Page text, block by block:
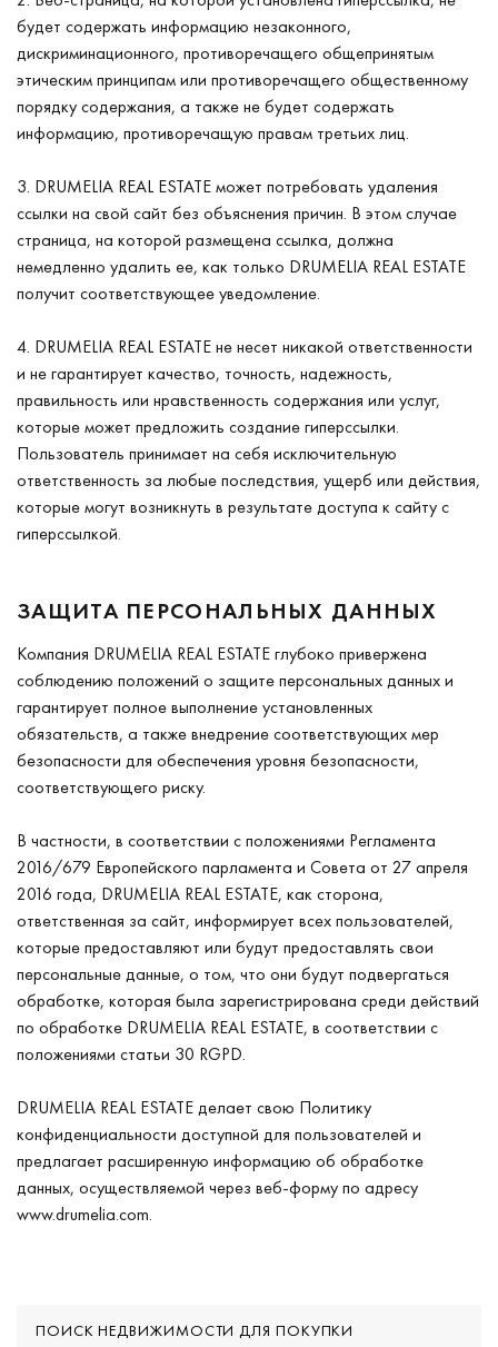
будет содержать информацию незаконного,
дискриминационного, противоречащего общепринятым
этическим принципам или противоречащего общественному
порядку содержания, а также не будет содержать
информацию, противоречащую правам третьих лиц.
3. DRUMELIA REAL ESTATE может потребовать удаления
ссылки на свой сайт без объяснения причин. В этом случае
страница, на которой размещена ссылка, должна
немедленно удалить ее, как только DRUMELIA REAL ESTATE
получит соответствующее уведомление.
4. DRUMELIA REAL ESTATE не несет никакой ответственности
и не гарантирует качество, точность, надежность,
правильность или нравственность содержания или услуг,
которые может предложить создание гиперссылки.
Пользователь принимает на себя исключительную
ответственность за любые последствия, ущерб или действия,
которые могут возникнуть в результате доступа к сайту с
гиперссылкой.
ЗАЩИТА ПЕРСОНАЛЬНЫХ ДАННЫХ
Компания DRUMELIA REAL ESTATE глубоко привержена
соблюдению положений о защите персональных данных и
гарантирует полное выполнение установленных
обязательств, а также внедрение соответствующих мер
безопасности для обеспечения уровня безопасности,
соответствующего риску.
В частности, в соответствии с положениями Регламента
2016/679 Европейского парламента и Совета от 27 апреля
2016 года, DRUMELIA REAL ESTATE, как сторона,
ответственная за сайт, информирует всех пользователей,
которые предоставляют или будут предоставлять свои
персональные данные, о том, что они будут подвергаться
обработке, которая была зарегистрирована среди действий
по обработке DRUMELIA REAL ESTATE, в соответствии с
положениями статьи 30 RGPD.
DRUMELIA REAL ESTATE делает свою Политику
конфиденциальности доступной для пользователей и
предлагает расширенную информацию об обработке
данных, осуществляемой через веб-форму по адресу
www.drumelia.com.
ПОИСК НЕДВИЖИМОСТИ ДЛЯ ПОКУПКИ